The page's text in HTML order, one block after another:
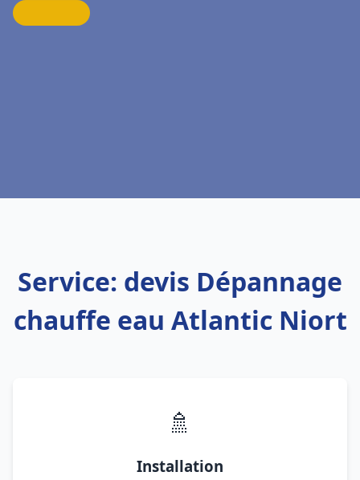
Service: devis Dépannage
chauffe eau Atlantic Niort
🚿
Installation